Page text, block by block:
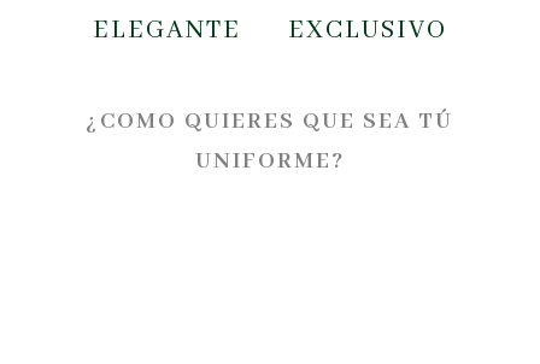
ELEGANTE EXCLUSIVO
¿COMO QUIERES QUE SEA TÚ
UNIFORME?